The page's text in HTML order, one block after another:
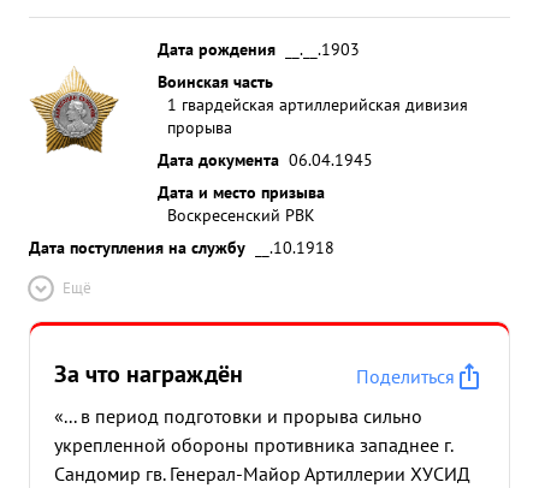
Дата рождения
__.__.1903
Воинская часть
1 гвардейская артиллерийская дивизия
прорыва
Дата документа 06.04.1945
Дата и место призыва
Воскресенский РВК
Дата поступления на службу
__.10.1918
Ещё
За что награждён
Поделиться
«... в период подготовки и прорыва сильно
укрепленной обороны противника западнее г.
Сандомир гв. Генерал-Майор Артиллерии ХУСИД